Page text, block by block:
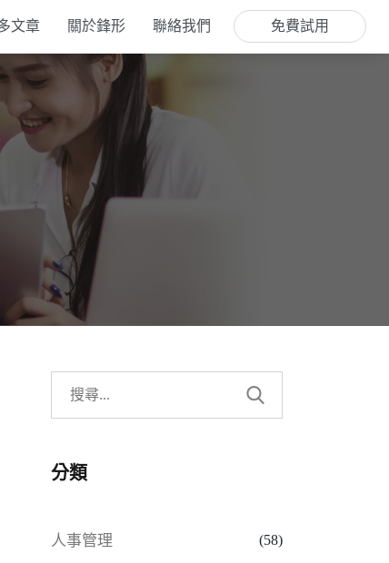
文章 關於鋒形 聯絡我們 免費試用
分類
人事管理 (58)